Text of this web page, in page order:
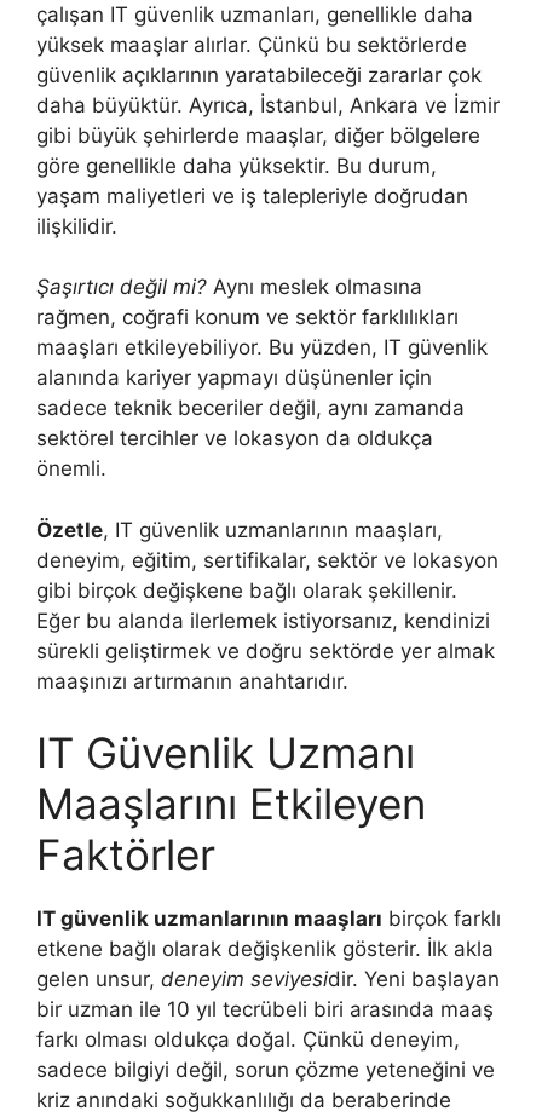
çalışan IT güvenlik uzmanları, genellikle daha
yüksek maaşlar alırlar. Çünkü bu sektörlerde
güvenlik açıklarının yaratabileceği zararlar çok
daha büyüktür. Ayrıca, İstanbul, Ankara ve İzmir
gibi büyük şehirlerde maaşlar, diğer bölgelere
göre genellikle daha yüksektir. Bu durum,
yaşam maliyetleri ve iş talepleriyle doğrudan
ilişkilidir.
Şaşırtıcı değil mi? Aynı meslek olmasına
rağmen, coğrafi konum ve sektör farklılıkları
maaşları etkileyebiliyor. Bu yüzden, IT güvenlik
alanında kariyer yapmayı düşünenler için
sadece teknik beceriler değil, aynı zamanda
sektörel tercihler ve lokasyon da oldukça
önemli.
Özetle, IT güvenlik uzmanlarının maaşları,
deneyim, eğitim, sertifikalar, sektör ve lokasyon
gibi birçok değişkene bağlı olarak şekillenir.
Eğer bu alanda ilerlemek istiyorsanız, kendinizi
sürekli geliştirmek ve doğru sektörde yer almak
maaşınızı artırmanın anahtarıdır.
IT Güvenlik Uzmanı
Maaşlarını Etkileyen
Faktörler
IT güvenlik uzmanlarının maaşları birçok farklı
etkene bağlı olarak değişkenlik gösterir. İlk akla
gelen unsur, deneyim seviyesidir. Yeni başlayan
bir uzman ile 10 yıl tecrübeli biri arasında maaş
farkı olması oldukça doğal. Çünkü deneyim,
sadece bilgiyi değil, sorun çözme yeteneğini ve
kriz anındaki soğukkanlılığı da beraberinde